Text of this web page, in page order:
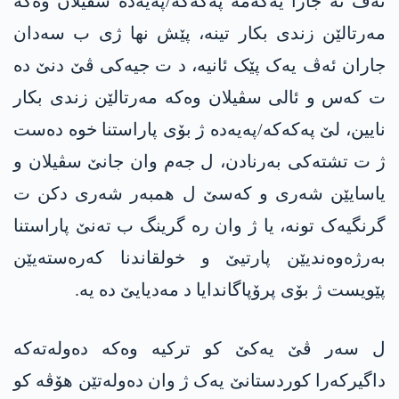
مەرتالێن زندی بکار تینە، پێش نها ژی ب سەدان
جاران ئەڤ یەک پێک ئانیە، د ت جیەکی ڤێ دنێ دە
ت کەس و ئالی سڤیلان وەکە مەرتالێن زندی بکار
نایین، لێ پەکەکە/پەیەدە ژ بۆی پاراستنا خوە دەست
ژ ت تشتەکی بەرنادن، ل جەم وان جانێ سڤیلان و
یاسایێن شەری و کەسێ ل همبەر شەری دکن ت
گرنگیەک تونە، یا ژ وان رە گرینگ ب تەنێ پاراستنا
بەرژەوەندیێن پارتیێ و خولقاندنا کەرەستەیێن
پێویست ژ بۆی پرۆپاگاندایا د مەدیایێ دە یە.
ل سەر ڤێ یەکێ کو ترکیە وەکە دەولەتەکە
داگیرکەرا کوردستانێ یەک ژ وان دەولەتێن هۆڤە کو